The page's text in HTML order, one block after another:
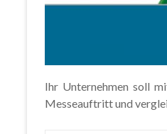
Ihr Unternehmen soll
Messeauftritt und